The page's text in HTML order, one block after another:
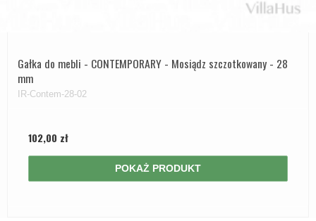
Gałka do mebli - CONTEMPORARY - Mosiądz szczotkowany - 28
mm
IR-Contem-28-02
102,00 zł
POKAŻ PRODUKT